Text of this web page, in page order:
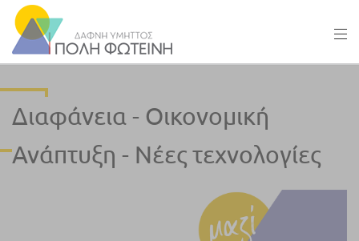
Διαφάνεια - Οικονομική
Ανάπτυξη - Νέες τεχνολογίες